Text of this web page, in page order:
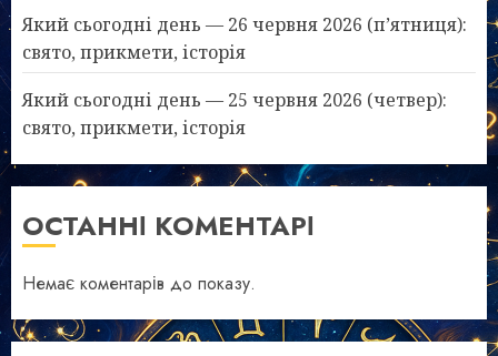
Який сьогодні день — 26 червня 2026 (п’ятниця):
свято, прикмети, історія
Який сьогодні день — 25 червня 2026 (четвер):
свято, прикмети, історія
ОСТАННІ КОМЕНТАРІ
Немає коментарів до показу.